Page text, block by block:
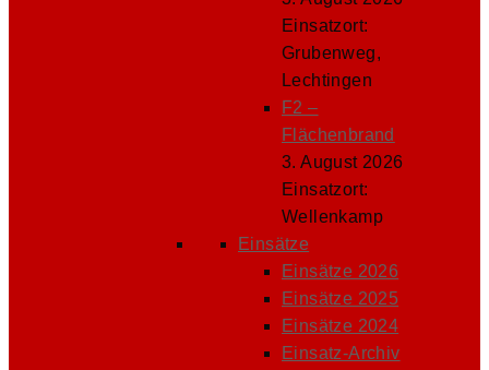
Einsatzort:
Grubenweg,
Lechtingen
F2 –
Flächenbrand
3. August 2026
Einsatzort:
Wellenkamp
Einsätze
Einsätze 2026
Einsätze 2025
Einsätze 2024
Einsatz-Archiv